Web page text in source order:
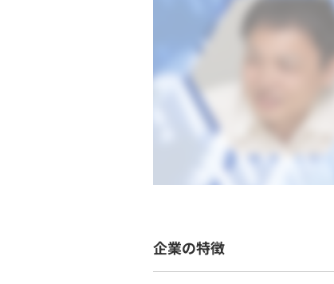
就活成
企業の特徴